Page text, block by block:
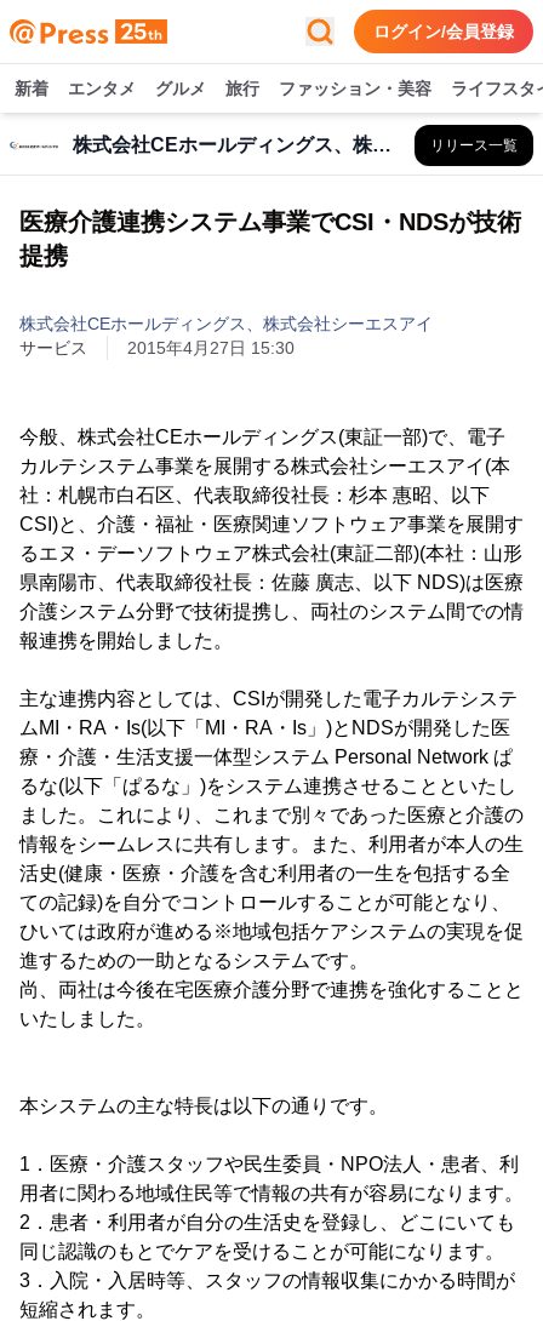
ログイン/会員登録
新着 エンタメ グルメ 旅行 ファッション・美容 ライフスタ
株式会社CEホールディングス、株式会社シーエスアイ リリース一覧
医療介護連携システム事業でCSI・NDSが技術
提携
株式会社CEホールディングス、株式会社シーエスアイ
サービス
2015年4月27日 15:30
今般、株式会社CEホールディングス(東証一部)で、電子
カルテシステム事業を展開する株式会社シーエスアイ(本
社：札幌市白石区、代表取締役社長：杉本 惠昭、以下
CSI)と、介護・福祉・医療関連ソフトウェア事業を展開す
るエヌ・デーソフトウェア株式会社(東証二部)(本社：山形
県南陽市、代表取締役社長：佐藤 廣志、以下 NDS)は医療
介護システム分野で技術提携し、両社のシステム間での情
報連携を開始しました。
主な連携内容としては、CSIが開発した電子カルテシステ
ムMI・RA・Is(以下「MI・RA・Is」)とNDSが開発した医
療・介護・生活支援一体型システム Personal Network ぱ
るな(以下「ぱるな」)をシステム連携させることといたし
ました。これにより、これまで別々であった医療と介護の
情報をシームレスに共有します。また、利用者が本人の生
活史(健康・医療・介護を含む利用者の一生を包括する全
ての記録)を自分でコントロールすることが可能となり、
ひいては政府が進める※地域包括ケアシステムの実現を促
進するための一助となるシステムです。
尚、両社は今後在宅医療介護分野で連携を強化することと
いたしました。
本システムの主な特長は以下の通りです。
1．医療・介護スタッフや民生委員・NPO法人・患者、利
用者に関わる地域住民等で情報の共有が容易になります。
2．患者・利用者が自分の生活史を登録し、どこにいても
同じ認識のもとでケアを受けることが可能になります。
3．入院・入居時等、スタッフの情報収集にかかる時間が
短縮されます。